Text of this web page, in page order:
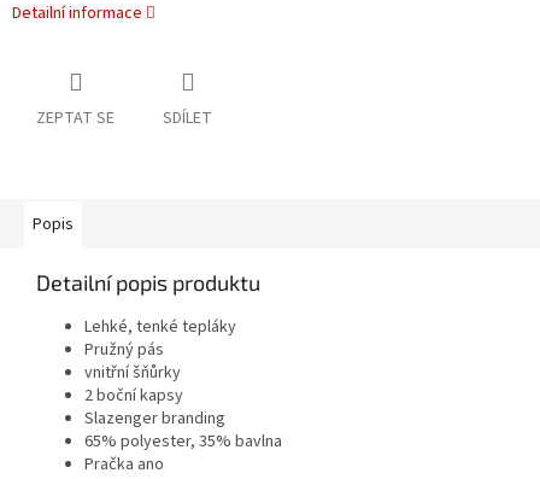
Detailní informace
ZEPTAT SE SDÍLET
Popis
Detailní popis produktu
Lehké, tenké tepláky
Pružný pás
vnitřní šňůrky
2 boční kapsy
Slazenger branding
65% polyester, 35% bavlna
Pračka ano